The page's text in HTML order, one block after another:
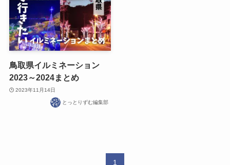
鳥取県イルミネーション
2023～2024まとめ
2023年11月14日
とっとりずむ編集部
1